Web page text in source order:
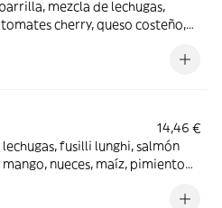
mezcla de lechugas,
cherry, queso costeño,
14,46 €
lechugas, fusilli lunghi, salmón
nueces, maíz, pimiento